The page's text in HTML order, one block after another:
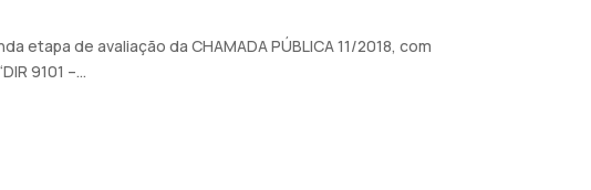
de avaliação da CHAMADA PÚBLICA 11/2018, com
9101 –...